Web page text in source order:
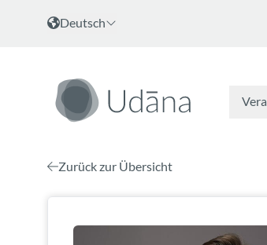
Zum Inhalt
Sprache wählen
Deutsch
Zurück zur Übersicht